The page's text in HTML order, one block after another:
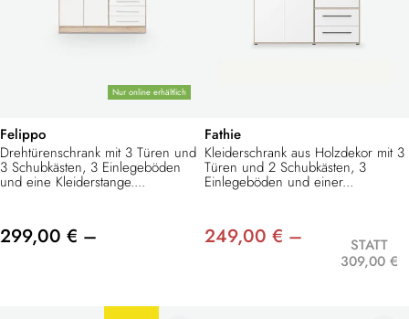
Nur online erhältlich
Felippo
Drehtürenschrank mit 3 Türen und
3 Schubkästen, 3 Einlegeböden
und eine Kleiderstange....
299,00 € –
Fathie
Kleiderschrank aus Holzdekor mit 3
Türen und 2 Schubkästen, 3
Einlegeböden und einer...
249,00 € –
STATT
309,00 €